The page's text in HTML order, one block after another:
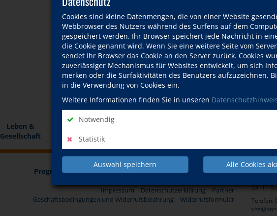
Cookies sind kleine Datenmengen, die von einer Website
Webbrowser des Nutzers während des Surfens auf dem
gespeichert werden. Ihr Browser speichert jede Nachricht in
die Cookie genannt wird. Wenn Sie eine weitere Seite vom
sendet Ihr Browser das Cookie an den Server zurück. Cookies
zuverlässiger Mechanismus für Websites entwickelt, um sich
merken oder die Surfaktivitäten des Benutzers aufzuzeichnen.
in die Verwendung von Cookies ein.
Weitere Informationen finden Sie in unseren
Notwendig
Statistik
Auswahl speichern Alle Cookies
Leben &
Gesellschaft
Programm Info & Service Aktuelles Warenkorb Login
Impressum
Datenschutzerklärung
Partner
Geschäftsbedingungen und Widerrufsbelehrung
Widerrufsformular
53111
Telefon: